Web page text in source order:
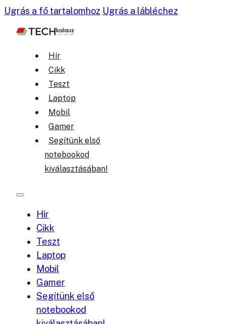
Ugrás a fő tartalomhoz Ugrás a lábléchez
Hír
Cikk
Teszt
Laptop
Mobil
Gamer
Segítünk első
notebookod
kiválasztásában!
Hír
Cikk
Teszt
Laptop
Mobil
Gamer
Segítünk első
notebookod